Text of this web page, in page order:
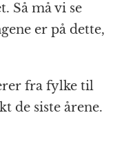
Så må vi se
er på dette,
fra fylke til
de siste årene.